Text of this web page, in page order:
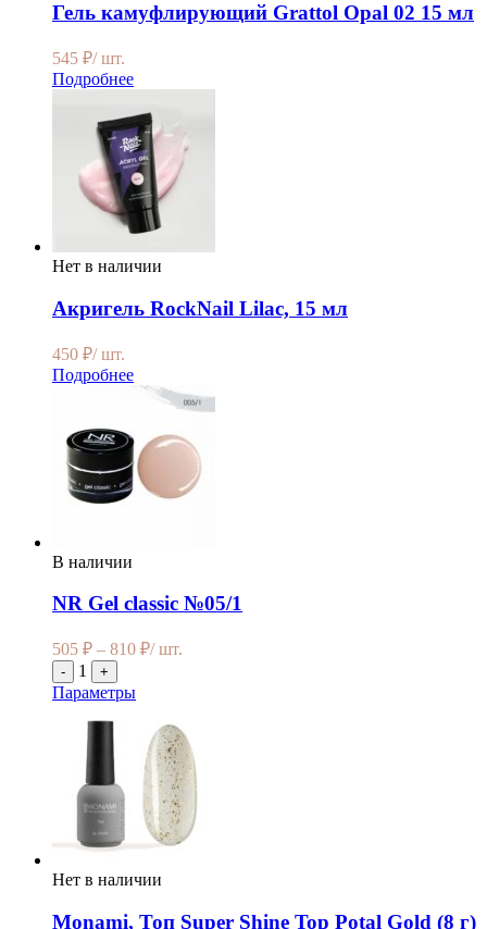
Гель камуфлирующий Grattol Opal 02 15 мл
545 ₽/ шт.
Подробнее
Нет в наличии
Акригель RockNail Lilac, 15 мл
450 ₽/ шт.
Подробнее
В наличии
NR Gel classic №05/1
505 ₽ – 810 ₽/ шт.
- 1 +
Параметры
Нет в наличии
Monami, Топ Super Shine Top Potal Gold (8 г)